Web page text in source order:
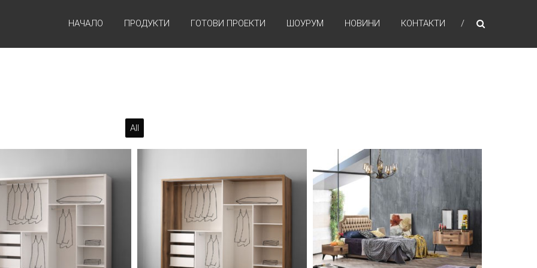
НАЧАЛО ПРОДУКТИ ГОТОВИ ПРОЕКТИ ШОУРУМ НОВИНИ КОНТАКТИ
All